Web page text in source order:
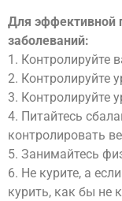
Для эффективной
заболеваний:
1. Контролируйте
2. Контролируйте
3. Контролируйте
4. Питайтесь
контролировать
5. Занимайтесь
6. Не курите, а
курить, как бы не